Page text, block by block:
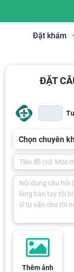
Đặt khám
ĐẶT
Chọn chuyên
Thêm ảnh